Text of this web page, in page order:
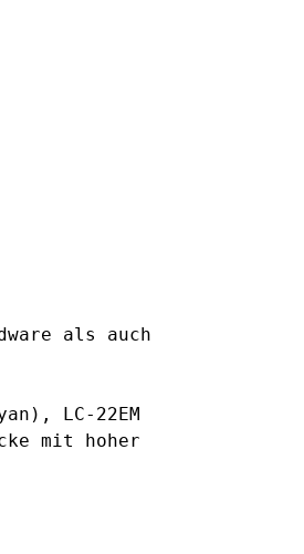
als auch
, LC-22EM
mit hoher